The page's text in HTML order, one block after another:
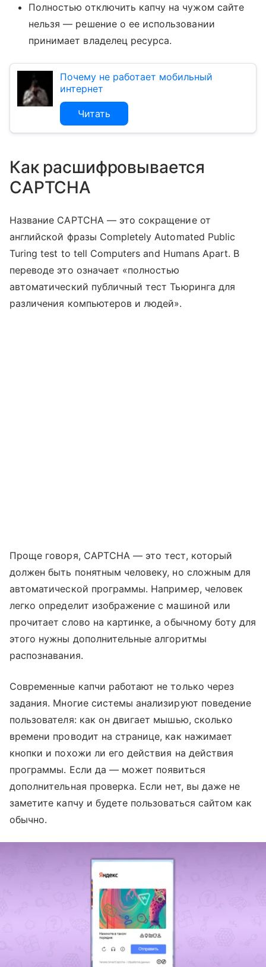
Полностью отключить капчу на чужом сайте
нельзя — решение о ее использовании
принимает владелец ресурса.
Почему не работает мобильный
интернет
Читать
Как расшифровывается
CAPTCHA
Название CAPTCHA — это сокращение от
английской фразы Completely Automated Public
Turing test to tell Computers and Humans Apart. В
переводе это означает «полностью
автоматический публичный тест Тьюринга для
различения компьютеров и людей».
Проще говоря, CAPTCHA — это тест, который
должен быть понятным человеку, но сложным для
автоматической программы. Например, человек
легко определит изображение с машиной или
прочитает слово на картинке, а обычному боту для
этого нужны дополнительные алгоритмы
распознавания.
Современные капчи работают не только через
задания. Многие системы анализируют поведение
пользователя: как он двигает мышью, сколько
времени проводит на странице, как нажимает
кнопки и похожи ли его действия на действия
программы. Если да — может появиться
дополнительная проверка. Если нет, вы даже не
заметите капчу и будете пользоваться сайтом как
обычно.